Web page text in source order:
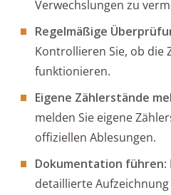
Verwechslungen zu
Regelmäßige
Kontrollieren Sie, ob die
funktionieren.
Eigene Zählerstände
melden Sie eigene
offiziellen Ablesungen.
Dokumentation führen:
detaillierte